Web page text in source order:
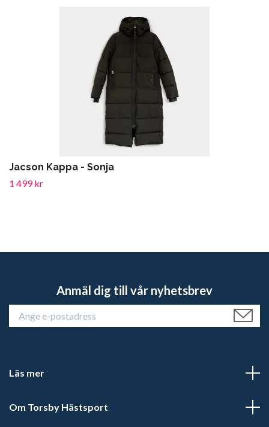
Jacson Kappa - Sonja
1 499 kr
Anmäl dig till vår nyhetsbrev
Läs mer
Om Torsby Hästsport